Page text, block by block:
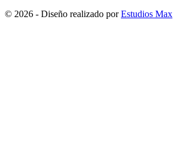
© 2026 - Diseño realizado porEstudios Max